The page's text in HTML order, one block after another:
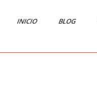
INICIO BLOG